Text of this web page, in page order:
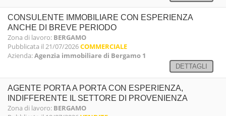
CONSULENTE IMMOBILIARE CON ESPERIENZA
ANCHE DI BREVE PERIODO
Zona di lavoro: BERGAMO
Pubblicata il 21/07/2026COMMERCIALE
Azienda:Agenzia immobiliare di Bergamo 1
DETTAGLI
AGENTE PORTA A PORTA CON ESPERIENZA,
INDIFFERENTE IL SETTORE DI PROVENIENZA
Zona di lavoro: BERGAMO